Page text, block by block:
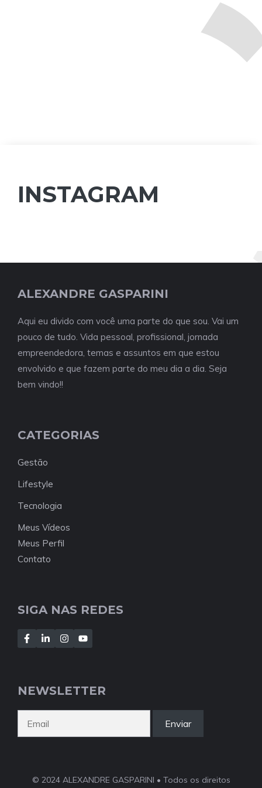
INSTAGRAM
ALEXANDRE GASPARINI
Aqui eu divido com você uma parte do que sou. Vai um
pouco de tudo. Vida pessoal, profissional, jornada
empreendedora, temas e assuntos em que estou
envolvido e que fazem parte do meu dia a dia. Seja
bem vindo!!
CATEGORIAS
Gestão
Lifestyle
Tecnologia
Meus Vídeos
Meus Perfil
Contato
SIGA NAS REDES
NEWSLETTER
Enviar
© 2024 ALEXANDRE GASPARINI • Todos os direitos